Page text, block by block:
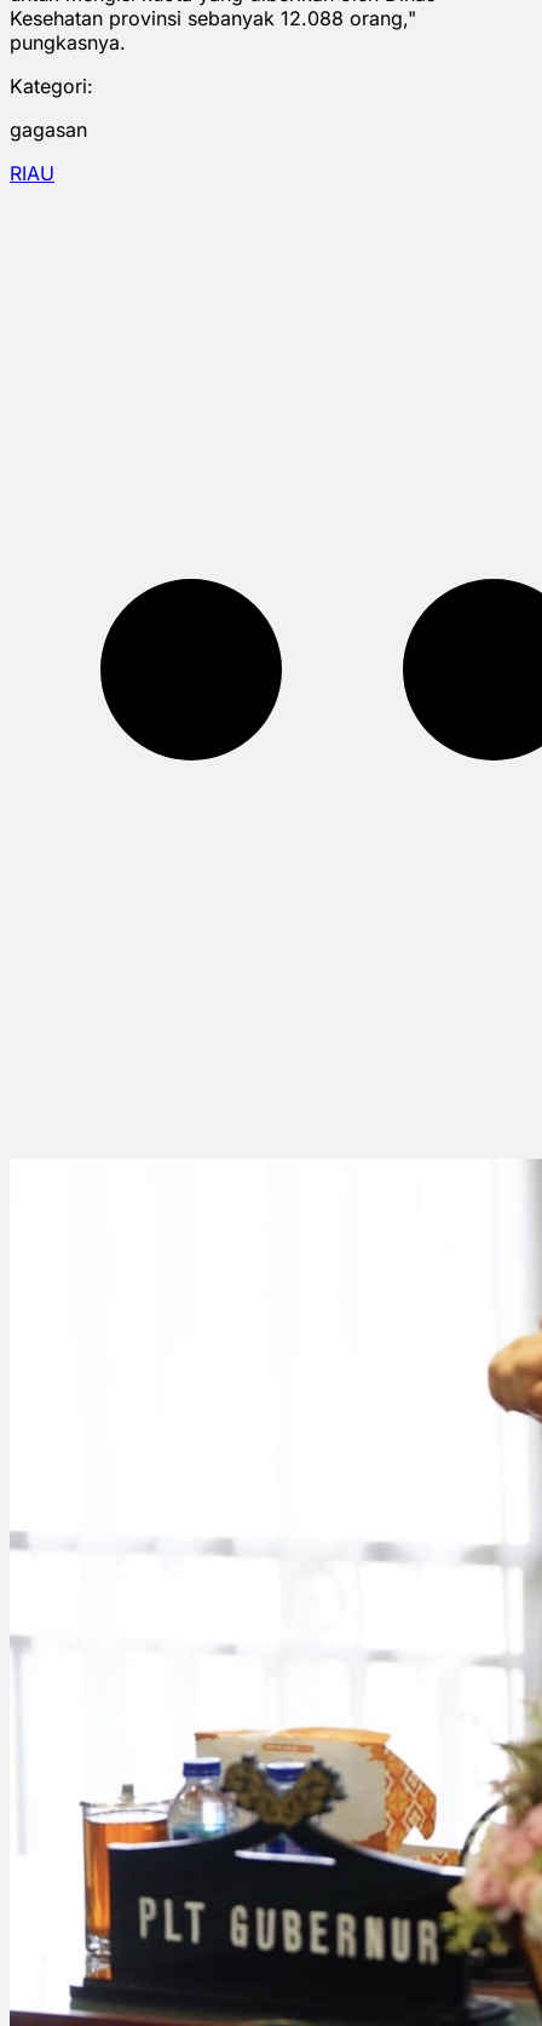
Kesehatan provinsi sebanyak 12.088 orang,"
pungkasnya.
Kategori:
gagasan
RIAU